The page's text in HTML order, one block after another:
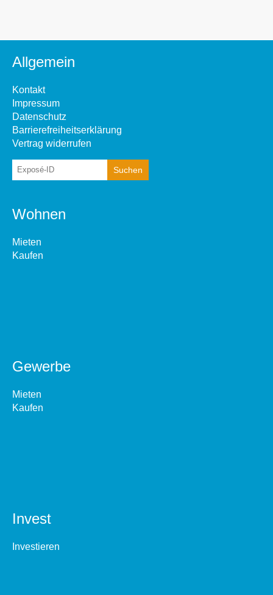
Allgemein
Kontakt
Impressum
Datenschutz
Barrierefreiheitserklärung
Vertrag widerrufen
Wohnen
Mieten
Kaufen
Gewerbe
Mieten
Kaufen
Invest
Investieren